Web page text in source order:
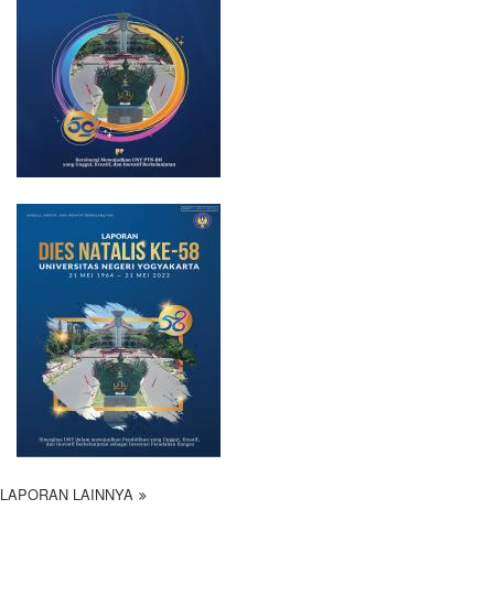
LAPORAN LAINNYA